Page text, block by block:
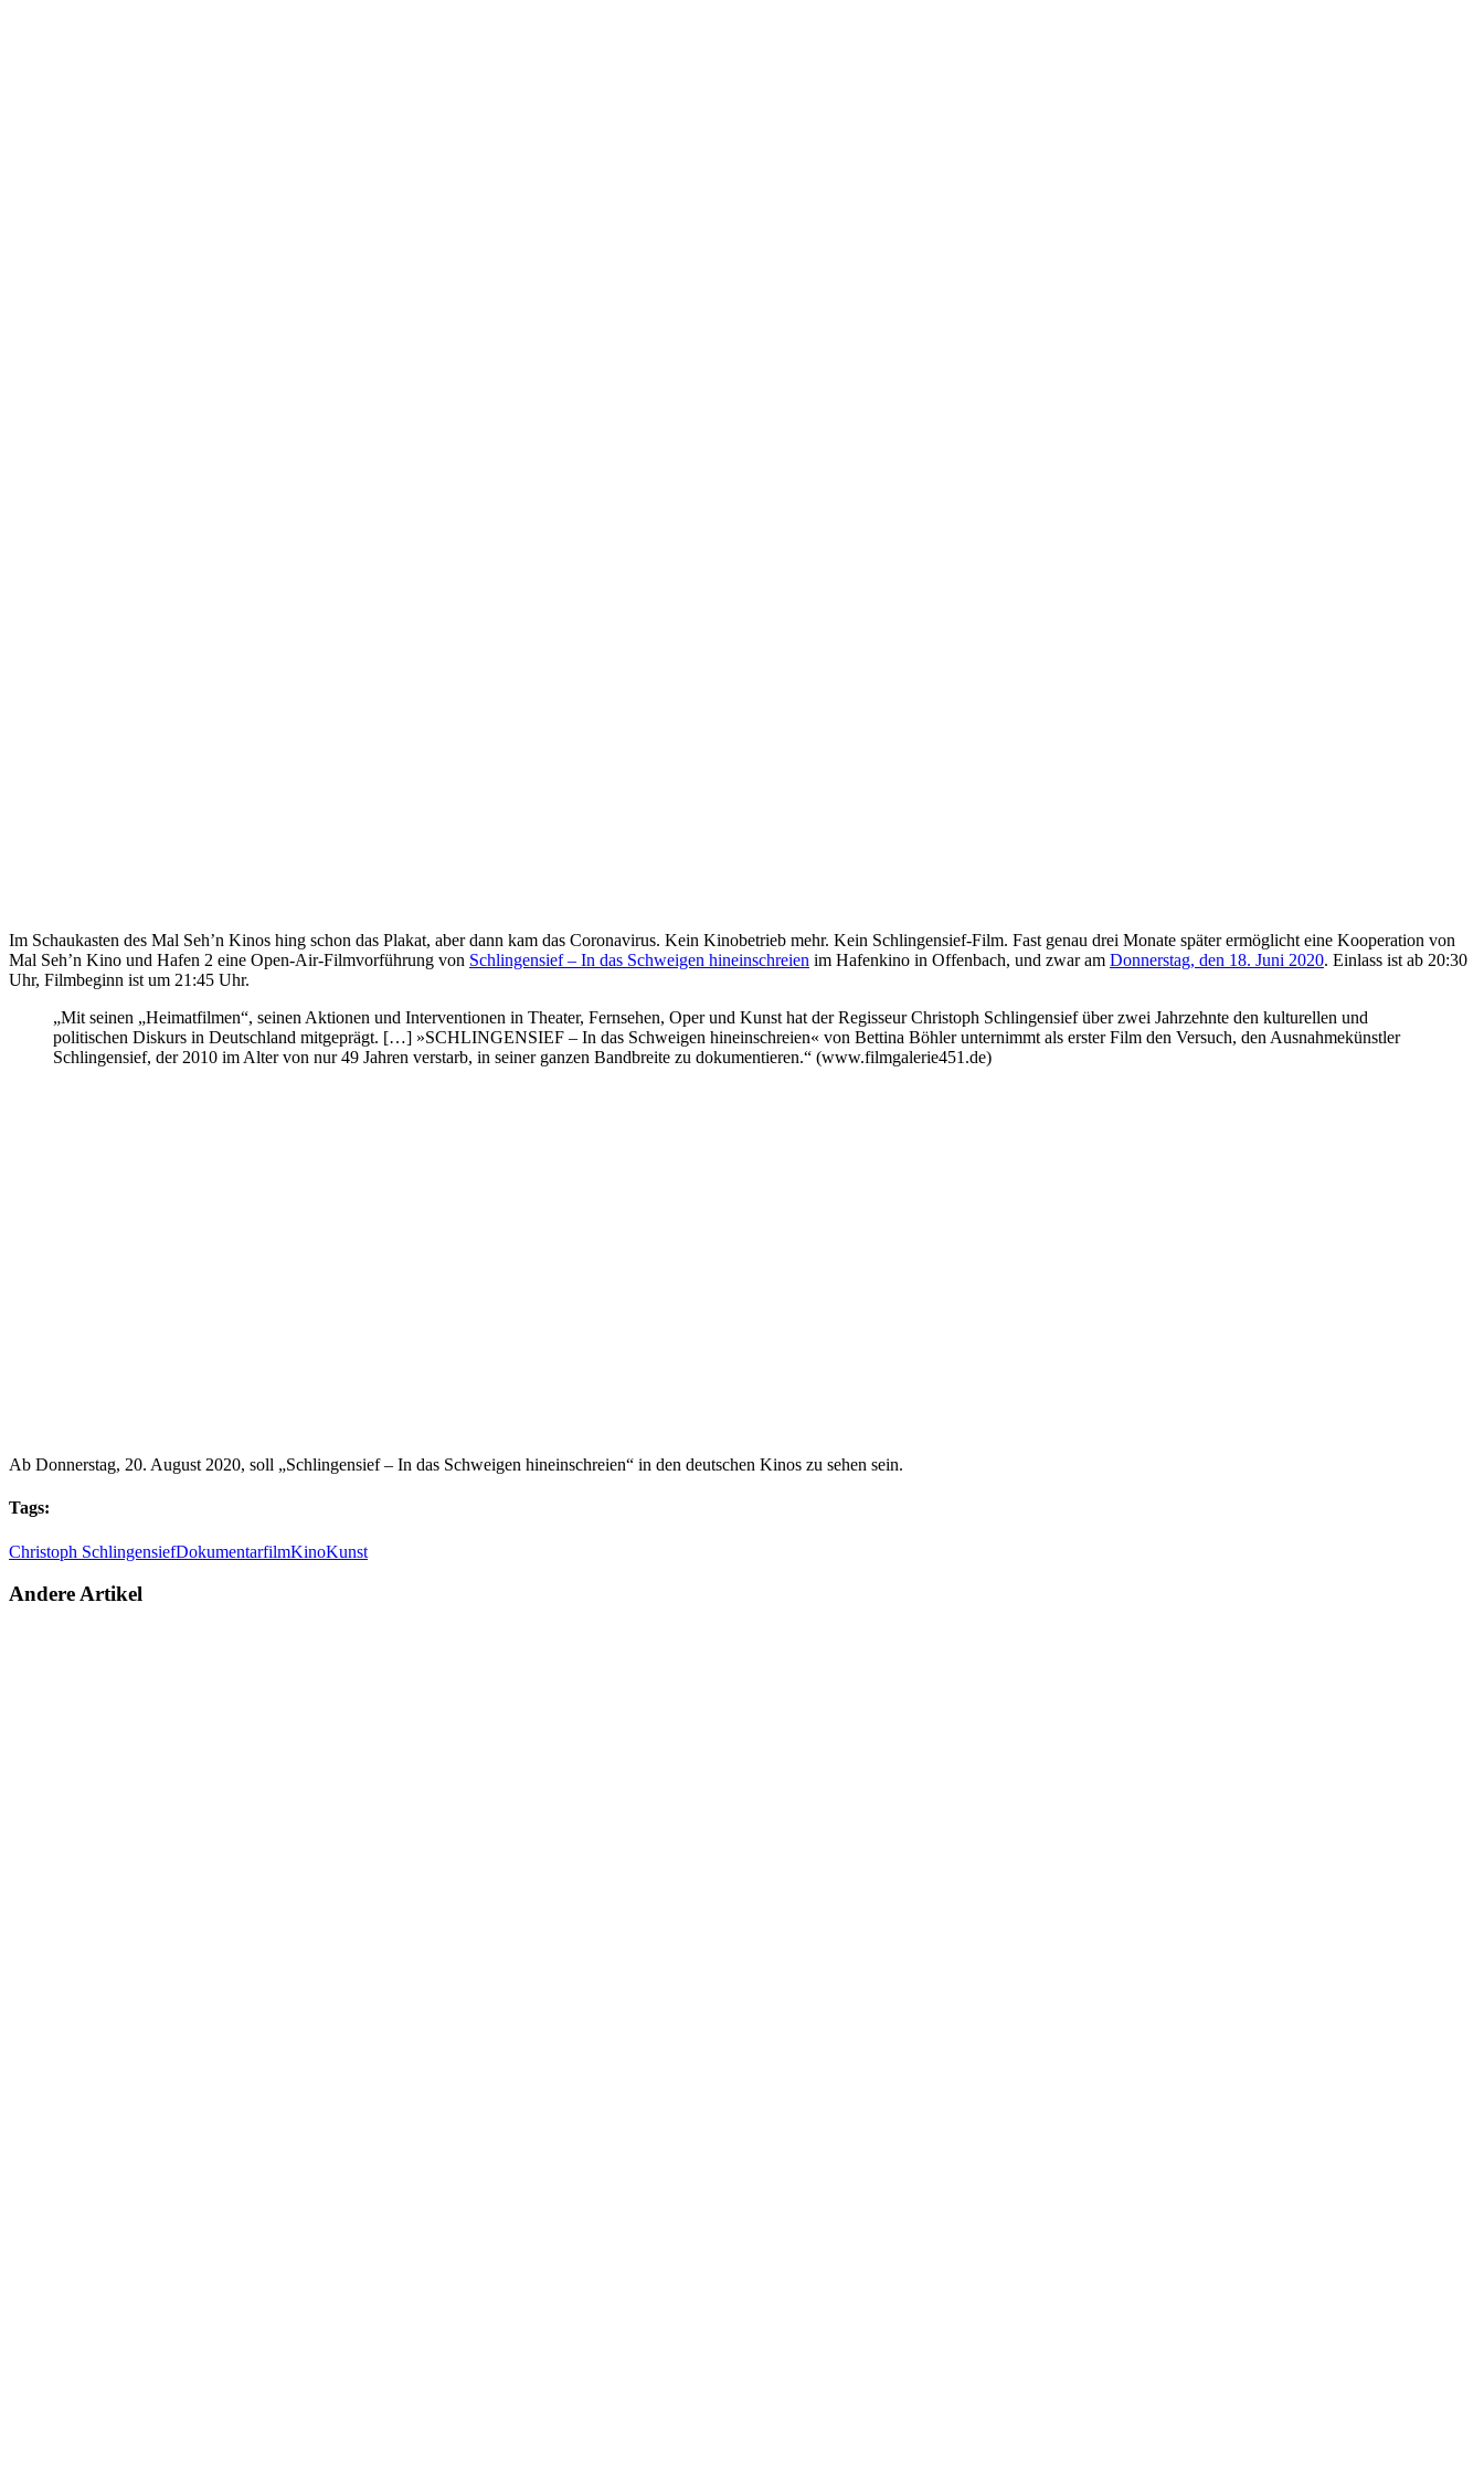
Im Schaukasten des Mal Seh’n Kinos hing schon das Plakat, aber dann kam das Coronavirus. Kein Kinobetrieb mehr. Kein Schlingensief-Film. Fast genau drei Monate später ermöglicht eine Kooperation von
Mal Seh’n Kino und Hafen 2 eine Open-Air-Filmvorführung von Schlingensief – In das Schweigen hineinschreien im Hafenkino in Offenbach, und zwar am Donnerstag, den 18. Juni 2020. Einlass ist ab 20:30
Uhr, Filmbeginn ist um 21:45 Uhr.
„Mit seinen „Heimatfilmen“, seinen Aktionen und Interventionen in Theater, Fernsehen, Oper und Kunst hat der Regisseur Christoph Schlingensief über zwei Jahrzehnte den kulturellen und
politischen Diskurs in Deutschland mitgeprägt. […] »SCHLINGENSIEF – In das Schweigen hineinschreien« von Bettina Böhler unternimmt als erster Film den Versuch, den Ausnahmekünstler
Schlingensief, der 2010 im Alter von nur 49 Jahren verstarb, in seiner ganzen Bandbreite zu dokumentieren.“ (www.filmgalerie451.de)
Ab Donnerstag, 20. August 2020, soll „Schlingensief – In das Schweigen hineinschreien“ in den deutschen Kinos zu sehen sein.
Tags:
Christoph SchlingensiefDokumentarfilmKinoKunst
Andere Artikel